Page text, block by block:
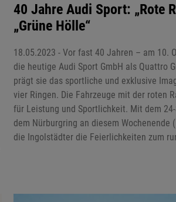
40 Jahre Audi Sport: „Rote
„Grüne Hölle“
18.05.2023 - Vor fast 40 Jahren – am 10.
die heutige Audi Sport GmbH als Quattro
prägt sie das sportliche und exklusive
vier Ringen. Die Fahrzeuge mit der roten
für Leistung und Sportlichkeit. Mit dem
dem Nürburgring an diesem Wochenende
die Ingolstädter die Feierlichkeiten zum